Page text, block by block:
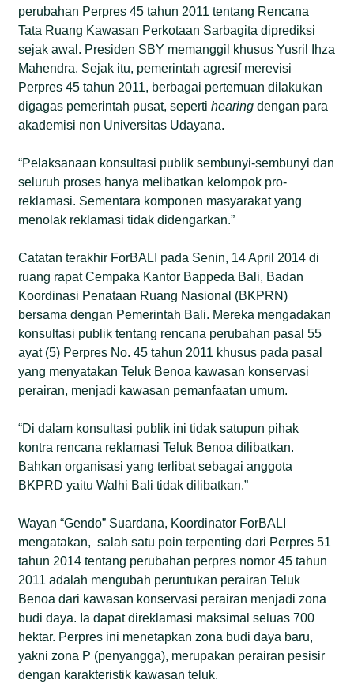
perubahan Perpres 45 tahun 2011 tentang Rencana
Tata Ruang Kawasan Perkotaan Sarbagita diprediksi
sejak awal. Presiden SBY memanggil khusus Yusril Ihza
Mahendra. Sejak itu, pemerintah agresif merevisi
Perpres 45 tahun 2011, berbagai pertemuan dilakukan
digagas pemerintah pusat, sepertihearing dengan para
akademisi non Universitas Udayana.
“Pelaksanaan konsultasi publik sembunyi-sembunyi dan
seluruh proses hanya melibatkan kelompok pro-
reklamasi. Sementara komponen masyarakat yang
menolak reklamasi tidak didengarkan.”
Catatan terakhir ForBALI pada Senin, 14 April 2014 di
ruang rapat Cempaka Kantor Bappeda Bali, Badan
Koordinasi Penataan Ruang Nasional (BKPRN)
bersama dengan Pemerintah Bali. Mereka mengadakan
konsultasi publik tentang rencana perubahan pasal 55
ayat (5) Perpres No. 45 tahun 2011 khusus pada pasal
yang menyatakan Teluk Benoa kawasan konservasi
perairan, menjadi kawasan pemanfaatan umum.
“Di dalam konsultasi publik ini tidak satupun pihak
kontra rencana reklamasi Teluk Benoa dilibatkan.
Bahkan organisasi yang terlibat sebagai anggota
BKPRD yaitu Walhi Bali tidak dilibatkan.”
Wayan “Gendo” Suardana, Koordinator ForBALI
mengatakan, salah satu poin terpenting dari Perpres 51
tahun 2014 tentang perubahan perpres nomor 45 tahun
2011 adalah mengubah peruntukan perairan Teluk
Benoa dari kawasan konservasi perairan menjadi zona
budi daya. Ia dapat direklamasi maksimal seluas 700
hektar. Perpres ini menetapkan zona budi daya baru,
yakni zona P (penyangga), merupakan perairan pesisir
dengan karakteristik kawasan teluk.